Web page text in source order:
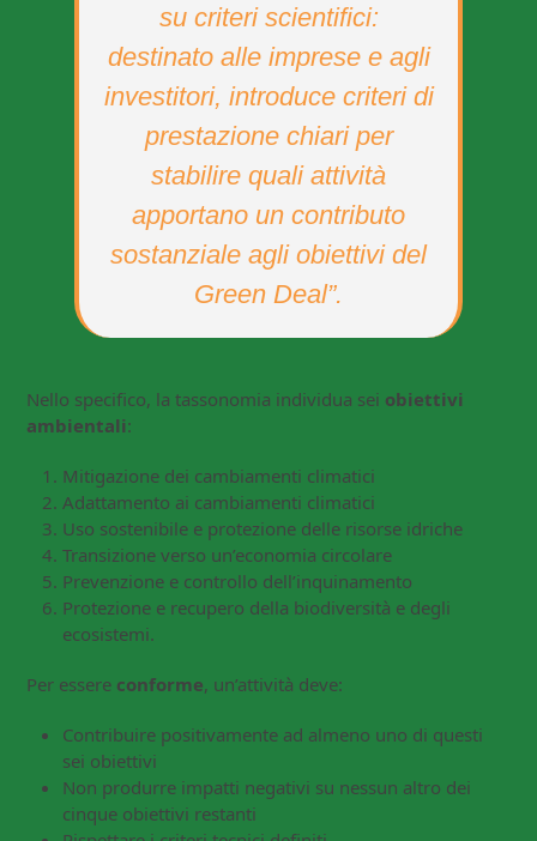
su criteri scientifici:
destinato alle imprese e agli
investitori, introduce criteri di
prestazione chiari per
stabilire quali attività
apportano un contributo
sostanziale agli obiettivi del
Green Deal”.
Nello specifico, la tassonomia individua sei obiettivi
ambientali:
Mitigazione dei cambiamenti climatici
Adattamento ai cambiamenti climatici
Uso sostenibile e protezione delle risorse idriche
Transizione verso un’economia circolare
Prevenzione e controllo dell’inquinamento
Protezione e recupero della biodiversità e degli
ecosistemi.
Per essere conforme, un’attività deve:
Contribuire positivamente ad almeno uno di questi
sei obiettivi
Non produrre impatti negativi su nessun altro dei
cinque obiettivi restanti